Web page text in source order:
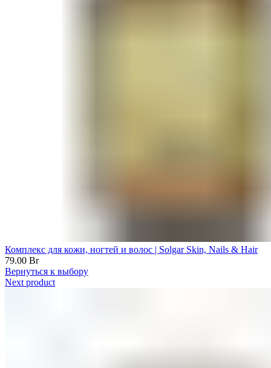
Комплекс для кожи, ногтей и волос | Solgar Skin, Nails & Hair
79.00 Br
Вернуться к выбору
Next product